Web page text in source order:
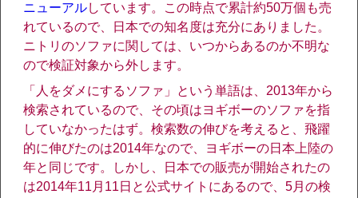
ニューアルしています。この時点で累計約50万個も売
れているので、日本での知名度は充分にありました。
ニトリのソファに関しては、いつからあるのか不明な
ので検証対象から外します。
「人をダメにするソファ」という単語は、2013年から
検索されているので、その頃はヨギボーのソファを指
していなかったはず。検索数の伸びを考えると、飛躍
的に伸びたのは2014年なので、ヨギボーの日本上陸の
年と同じです。しかし、日本での販売が開始されたの
は2014年11月11日と公式サイトにあるので、5月の検